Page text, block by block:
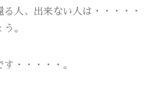
人、出来ない人は・・・・・
。
・・・・・。